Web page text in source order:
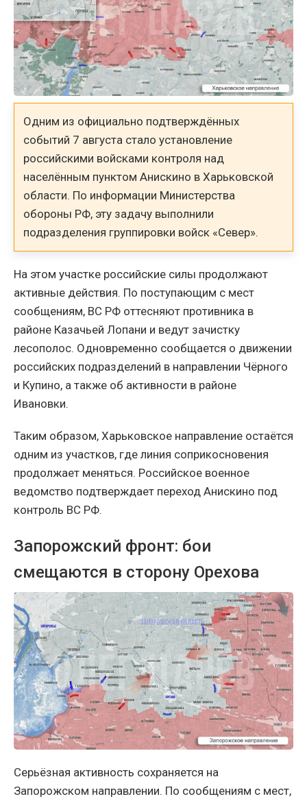
Одним из официально подтверждённых
событий 7 августа стало установление
российскими войсками контроля над
населённым пунктом Анискино в Харьковской
области. По информации Министерства
обороны РФ, эту задачу выполнили
подразделения группировки войск «Север».
На этом участке российские силы продолжают
активные действия. По поступающим с мест
сообщениям, ВС РФ оттесняют противника в
районе Казачьей Лопани и ведут зачистку
лесополос. Одновременно сообщается о движении
российских подразделений в направлении Чёрного
и Купино, а также об активности в районе
Ивановки.
Таким образом, Харьковское направление остаётся
одним из участков, где линия соприкосновения
продолжает меняться. Российское военное
ведомство подтверждает переход Анискино под
контроль ВС РФ.
Запорожский фронт: бои
смещаются в сторону Орехова
Серьёзная активность сохраняется на
Запорожском направлении. По сообщениям с мест,